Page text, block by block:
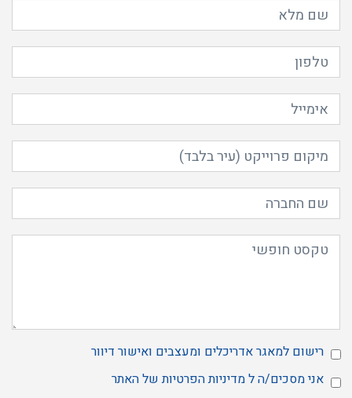
הרשמה
רישום למאגר אדריכלים ומעצבים ואישור דיוור
אני מסכים/ה למדיניות הפרטיותשל האתר